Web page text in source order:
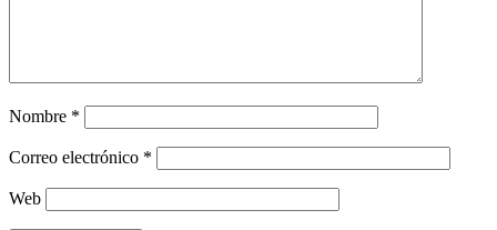
Nombre *
Correo electrónico *
Web